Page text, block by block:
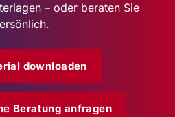
– oder beraten Sie
downloaden
Beratung anfragen